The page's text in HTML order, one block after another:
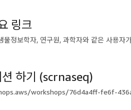
링크
정보학자, 연구원, 과학자와 같은 사용자
하기 (scrnaseq)
workshops/76d4a4ff-fe6f-